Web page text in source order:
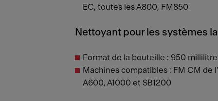
EC, toutes les A800, FM850
Nettoyant pour les systèmes
Format de la bouteille : 950
Machines compatibles : FM CM de
A600, A1000 et SB1200